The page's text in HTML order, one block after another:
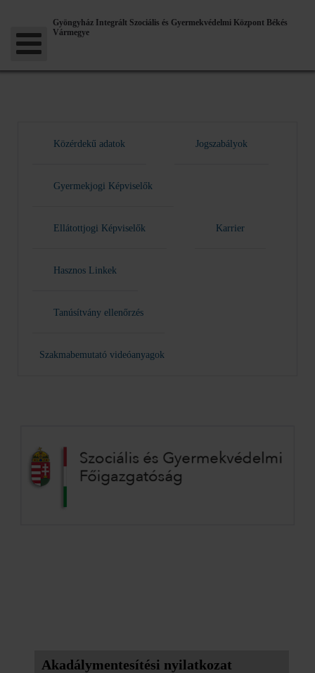
Gyöngyház Integrált Szociális és Gyermekvédelmi Központ Békés
Vármegye
Közérdekű adatok Jogszabályok
Gyermekjogi Képviselők
Ellátottjogi Képviselők Karrier
Hasznos Linkek
Tanúsítvány ellenőrzés
Szakmabemutató videóanyagok
Akadálymentesítési nyilatkozat